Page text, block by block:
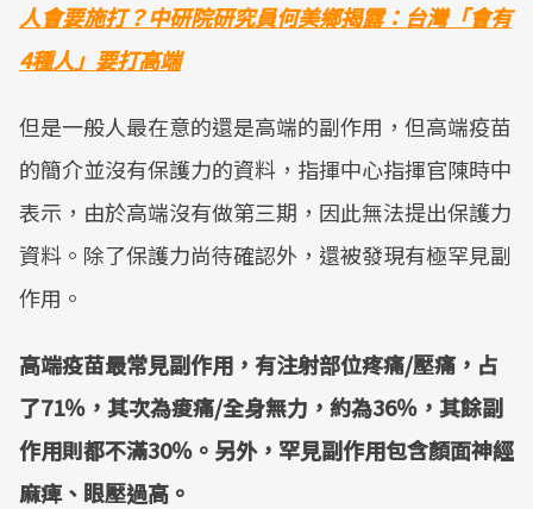
人會要施打？中研院研究員何美鄉揭露：台灣「會有
4種人」要打高端
但是一般人最在意的還是高端的副作用，但高端疫苗
的簡介並沒有保護力的資料，指揮中心指揮官陳時中
表示，由於高端沒有做第三期，因此無法提出保護力
資料。除了保護力尚待確認外，還被發現有極罕見副
作用。
高端疫苗最常見副作用，有注射部位疼痛/壓痛，占
了71％，其次為痠痛/全身無力，約為36％，其餘副
作用則都不滿30％。另外，罕見副作用包含顏面神經
麻痺、眼壓過高。